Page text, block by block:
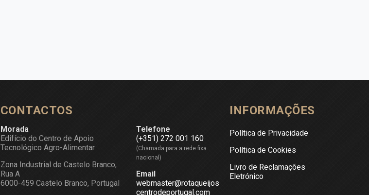
CONTACTOS
Morada
Edifício do Centro de Apoio
Tecnológico Agro-Alimentar
Zona Industrial de Castelo Branco,
Rua A
6000-459 Castelo Branco, Portugal
Telefone
(+351) 272 001 160
(Chamada para a rede fixa
nacional)
Email
webmaster@rotaqueijos
centrodeportugal.com
INFORMAÇÕES
Política de Privacidade
Política de Cookies
Livro de Reclamações
Eletrónico